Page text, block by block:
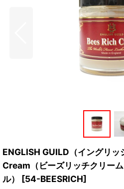
ENGLISH GUILD（イングリ
Cream（ビーズリッチクリー
ル）
[54-BEESRICH]